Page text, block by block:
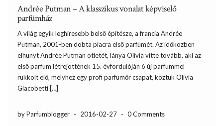
Andrée Putman – A klasszikus vonalat képviselő
parfümház
A világ egyik leghíresebb belső építésze, a francia Andrée
Putman, 2001-ben dobta piacra első parfümét. Az időközben
elhunyt Andrée Putman ötletét, lánya Olivia vitte tovább, aki az
első parfüm létrejöttének 15. évfordulóján 6 új parfümmel
rukkolt elő, melyhez egy profi parfümőr csapat, köztük Olivia
Giacobetti […]
by Parfumblogger - 2016-02-27 - 0 Comments